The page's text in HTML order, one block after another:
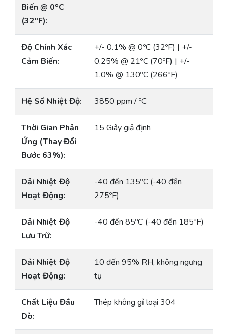
Biến @ 0ºC
(32ºF):
Độ Chính Xác
Cảm Biến:
+/- 0.1% @ 0ºC (32ºF) | +/-
0.25% @ 21ºC (70ºF) | +/-
1.0% @ 130ºC (266ºF)
Hệ Số Nhiệt Độ: 3850 ppm / ºC
Thời Gian Phản
Ứng (Thay Đổi
Bước 63%):
15 Giây giả định
Dải Nhiệt Độ
Hoạt Động:
-40 đến 135ºC (-40 đến
275ºF)
Dải Nhiệt Độ
Lưu Trữ:
-40 đến 85ºC (-40 đến 185ºF)
Dải Nhiệt Độ
Hoạt Động:
10 đến 95% RH, không ngưng
tụ
Chất Liệu Đầu
Dò:
Thép không gỉ loại 304